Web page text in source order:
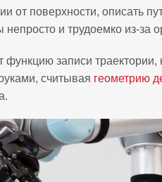
от поверхности, описать
и трудоемко из-за
записи траектории,
считывая геометрию